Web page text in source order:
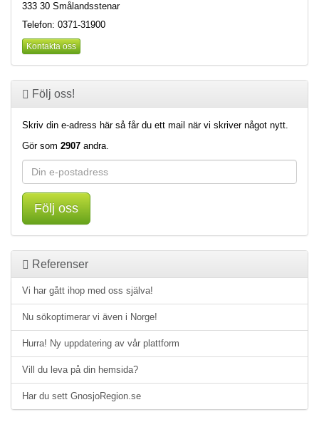
333 30 Smålandsstenar
Telefon: 0371-31900
Kontakta oss
Följ oss!
Skriv din e-adress här så får du ett mail när vi skriver något nytt.
Gör som 2907 andra.
Följ oss
Referenser
Vi har gått ihop med oss själva!
Nu sökoptimerar vi även i Norge!
Hurra! Ny uppdatering av vår plattform
Vill du leva på din hemsida?
Har du sett GnosjoRegion.se